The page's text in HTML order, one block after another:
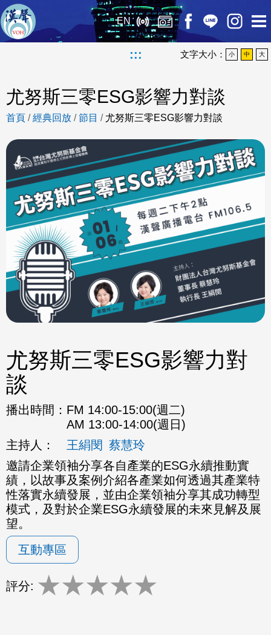
EN
::: 文字大小： 小 中 大
尤努斯三零ESG影響力對談
首頁 /經典回放 /節目 / 尤努斯三零ESG影響力對談
尤努斯三零ESG影響力對
談
播出時間： FM 14:00-15:00(週二)
AM 13:00-14:00(週日)
主持人：
王絹閔 蔡慧玲
邀請企業領袖分享各自產業的ESG永續推動實
績，以故事及案例介紹各產業如何透過其產業特
性落實永續發展，並由企業領袖分享其成功轉型
模式，及對於企業ESG永續發展的未來見解及展
望。
互動專區
評分: ★★★★★